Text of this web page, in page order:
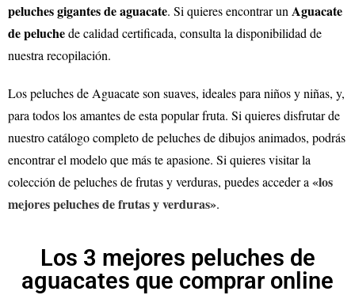
peluches gigantes de aguacate. Si quieres encontrar un Aguacate
de peluchede calidad certificada, consulta la disponibilidad de
nuestra recopilación.
Los peluches de Aguacate son suaves, ideales para niños y niñas, y,
para todos los amantes de esta popular fruta. Si quieres disfrutar de
nuestro catálogo completo de peluches de dibujos animados, podrás
encontrar el modelo que más te apasione. Si quieres visitar la
colección de peluches de frutas y verduras, puedes acceder a «los
mejores peluches de frutas y verduras».
Los 3 mejores peluches de
aguacates que comprar online